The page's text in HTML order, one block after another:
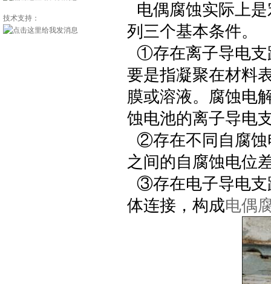
技术支持：
电偶腐蚀实际上
列三个基本条件。
①存在离子导电支
要是指凝聚在材料
膜或溶液。腐蚀电
蚀电池的离子导电
②存在不同自腐蚀
之间的自腐蚀电位
③存在电子导电支
体连接，构成电偶